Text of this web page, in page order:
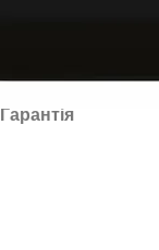
Гарантія